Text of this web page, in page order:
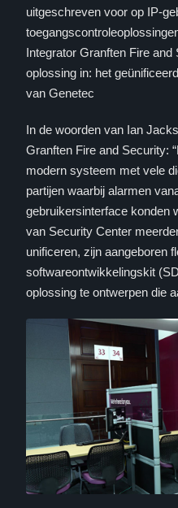
uitgeschreven voor op IP-
Integrator Granften Fire
oplossing in: het
van Genetec
In de woorden van Ian
Granften Fire and Security:
modern systeem met vele
partijen waarbij alarmen
gebruikersinterface konden
van Security Center
unificeren, zijn aangeboren
softwareontwikkelingskit
oplossing te ontwerpen die